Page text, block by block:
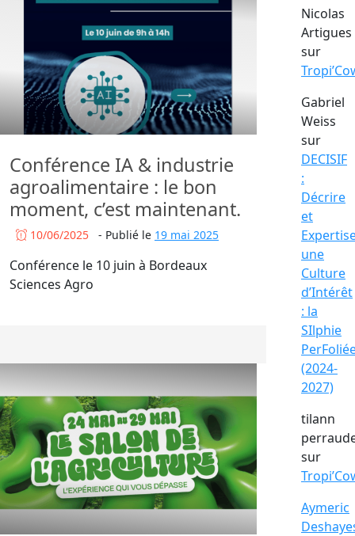
Conférence IA & industrie
agroalimentaire : le bon
moment, c’est maintenant.
10/06/2025 - Publié le 19 mai 2025
Conférence le 10 juin à Bordeaux
Sciences Agro
Nicolas
Artigues
sur
Gabriel
Weiss
sur
DECISIF
:
Décrire
et
une
Culture
d’Intérêt
: la
SIlphie
(2024-
2027)
tilann
sur
Aymeric